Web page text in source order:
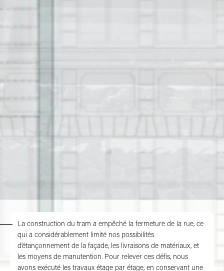
Un chantier périlleux
La construction du tram a empêché la fermeture de la rue, ce
qui a considérablement limité nos possibilités
d’étançonnement de la façade, les livraisons de matériaux, et
les moyens de manutention. Pour relever ces défis, nous
avons exécuté les travaux étage par étage, en conservant une